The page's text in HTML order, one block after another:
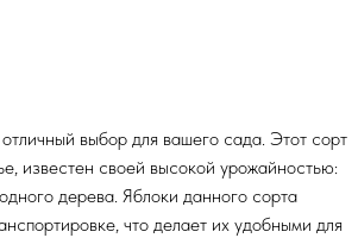
выбор для вашего сада. Этот сорт
известен своей высокой урожайностью:
дерева. Яблоки данного сорта
что делает их удобными для